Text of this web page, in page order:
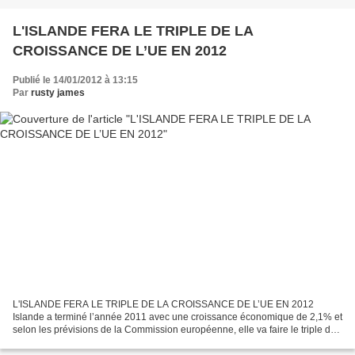
L'ISLANDE FERA LE TRIPLE DE LA
CROISSANCE DE L’UE EN 2012
Publié le 14/01/2012 à 13:15
Par rusty james
L'ISLANDE FERA LE TRIPLE DE LA CROISSANCE DE L’UE EN 2012
Islande a terminé l’année 2011 avec une croissance économique de 2,1% et
selon les prévisions de la Commission européenne, elle va faire le triple du